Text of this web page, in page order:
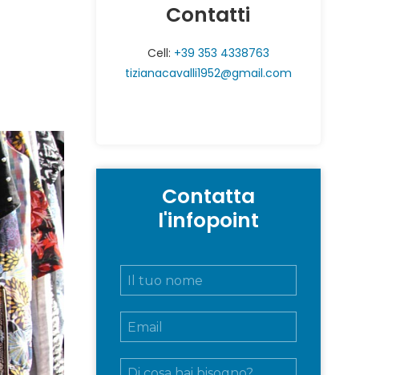
Contatti
Cell: +39 353 4338763
tizianacavalli1952@gmail.com
Contatta
l'infopoint
N
E
m
M